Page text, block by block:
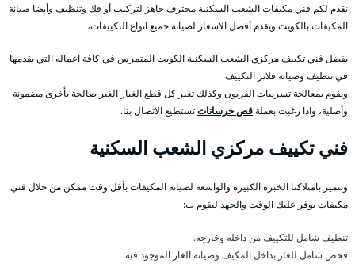
نقدم لكم فني مكيفات الشعب السكنية محترف جاهز لتركيب أو فك وتنظيف وأيضا صيانة
المكيفات بالكويت ويقدم أفضل الاسعار لصيانة جميع انواع التكييفات،
بفضل فني تكييف مركزي الشعب السكنية الكويت المتمرس في كافة اعماله التي يقدمها
في تنظيف وصيانة فلاتر التكييف
ويقوم بمعالجة تسريبات الفريون وكذلك تغير كل قطع الغيار الغير صالحة بأخرى مضمونة
وأصلية، واذا رغبت بعملةقص خرساناتتستطيع الاتصال بنا.
فني تكييف مركزي الشعب السكنية
ونتميز بامتلاكنا الخبرة الكبيرة والواسعة لصيانة المكيفات بأقل وقت ممكن من خلال فني
مكيفات يوفر عليك الوقت والجهد ليقوم ب:
تنظيف شامل للتكييف من داخله وخارجه.
فحص شامل للغاز بداخل المكيف وصيانة الغاز الموجود فيه.